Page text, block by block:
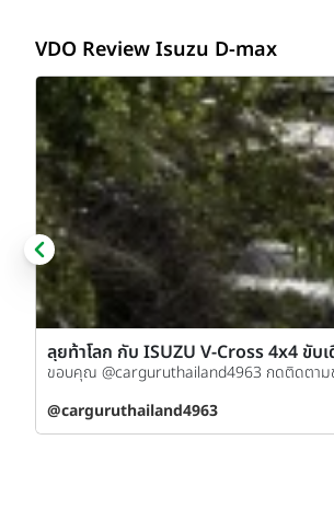
VDO Review Isuzu D-max
ลุยท้าโลก กับ ISUZU V-Cross 4x4 ขับ
ขอบคุณ @carguruthailand4963 กดติดตาม
@carguruthailand4963